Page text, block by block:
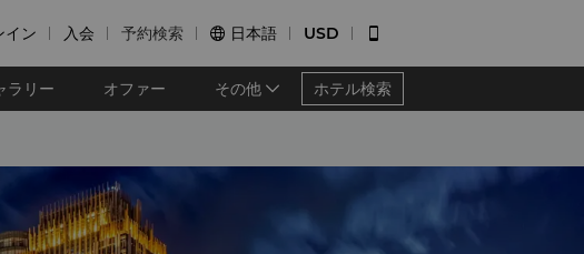
イン 入会 予約検索  日本語 USD 
ラリー オファー その他 ホテル検索